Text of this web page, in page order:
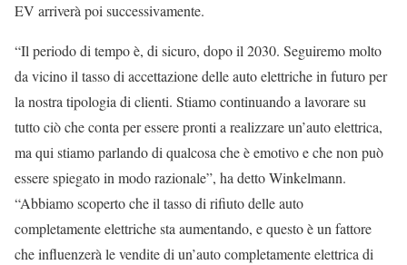
EV arriverà poi successivamente.
“Il periodo di tempo è, di sicuro, dopo il 2030. Seguiremo molto
da vicino il tasso di accettazione delle auto elettriche in futuro per
la nostra tipologia di clienti. Stiamo continuando a lavorare su
tutto ciò che conta per essere pronti a realizzare un’auto elettrica,
ma qui stiamo parlando di qualcosa che è emotivo e che non può
essere spiegato in modo razionale”, ha detto Winkelmann.
“Abbiamo scoperto che il tasso di rifiuto delle auto
completamente elettriche sta aumentando, e questo è un fattore
che influenzerà le vendite di un’auto completamente elettrica di